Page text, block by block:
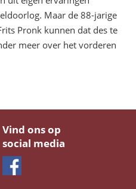
Maar de 88-jarige
Pronk kunnen dat des te
meer over het vorderen
Vind ons op
social media